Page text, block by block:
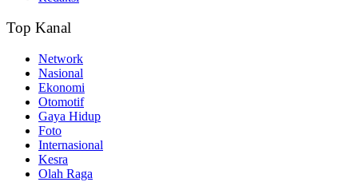
Top Kanal
Network
Nasional
Ekonomi
Otomotif
Gaya Hidup
Foto
Internasional
Kesra
Olah Raga